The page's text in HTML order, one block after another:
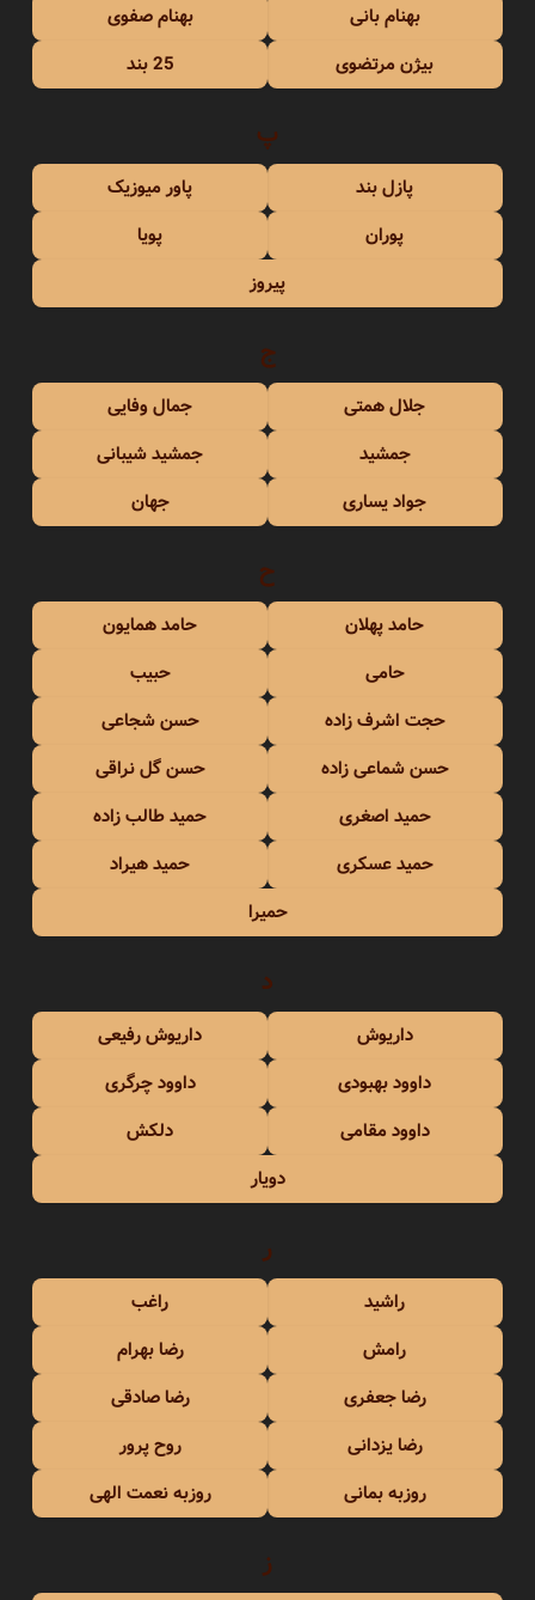
بهنام بانی
بهنام صفوی
بیژن مرتضوی
25 بند
پ
پازل بند
پاور میوزیک
پوران
پویا
پیروز
ج
جلال همتی
جمال وفایی
جمشید
جمشید شیبانی
جواد یساری
جهان
ح
حامد پهلان
حامد همایون
حامی
حبیب
حجت اشرف زاده
حسن شجاعی
حسن شماعی زاده
حسن گل نراقی
حمید اصغری
حمید طالب زاده
حمید عسکری
حمید هیراد
حمیرا
د
داریوش
داریوش رفیعی
داوود بهبودی
داوود چرگری
داوود مقامی
دلکش
دویار
ر
راشید
راغب
رامش
رضا بهرام
رضا جعفری
رضا صادقی
رضا یزدانی
روح پرور
روزبه بمانی
روزبه نعمت الهی
ز